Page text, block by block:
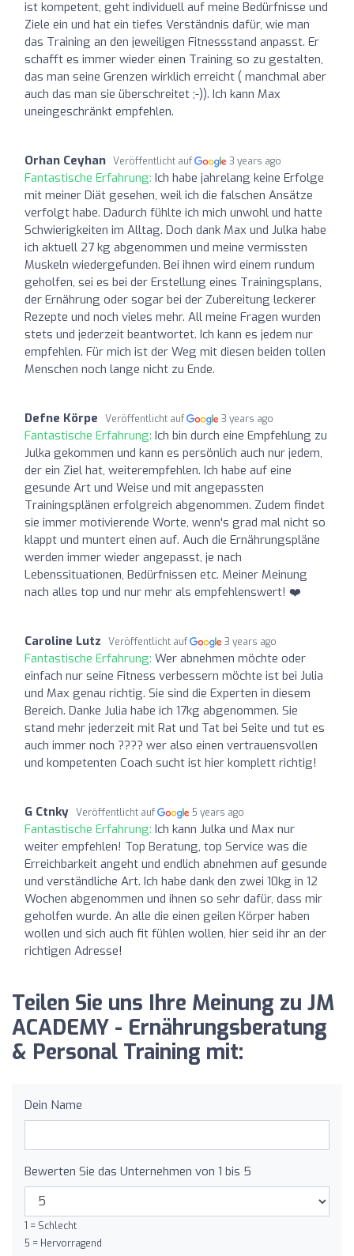
ist kompetent, geht individuell auf meine Bedürfnisse und
Ziele ein und hat ein tiefes Verständnis dafür, wie man
das Training an den jeweiligen Fitnessstand anpasst. Er
schafft es immer wieder einen Training so zu gestalten,
das man seine Grenzen wirklich erreicht ( manchmal aber
auch das man sie überschreitet ;-)). Ich kann Max
uneingeschränkt empfehlen.
Orhan Ceyhan Veröffentlicht auf 3 years ago
Fantastische Erfahrung: Ich habe jahrelang keine Erfolge
mit meiner Diät gesehen, weil ich die falschen Ansätze
verfolgt habe. Dadurch fühlte ich mich unwohl und hatte
Schwierigkeiten im Alltag. Doch dank Max und Julka habe
ich aktuell 27 kg abgenommen und meine vermissten
Muskeln wiedergefunden. Bei ihnen wird einem rundum
geholfen, sei es bei der Erstellung eines Trainingsplans,
der Ernährung oder sogar bei der Zubereitung leckerer
Rezepte und noch vieles mehr. All meine Fragen wurden
stets und jederzeit beantwortet. Ich kann es jedem nur
empfehlen. Für mich ist der Weg mit diesen beiden tollen
Menschen noch lange nicht zu Ende.
Defne Körpe Veröffentlicht auf 3 years ago
Fantastische Erfahrung: Ich bin durch eine Empfehlung zu
Julka gekommen und kann es persönlich auch nur jedem,
der ein Ziel hat, weiterempfehlen. Ich habe auf eine
gesunde Art und Weise und mit angepassten
Trainingsplänen erfolgreich abgenommen. Zudem findet
sie immer motivierende Worte, wenn's grad mal nicht so
klappt und muntert einen auf. Auch die Ernährungspläne
werden immer wieder angepasst, je nach
Lebenssituationen, Bedürfnissen etc. Meiner Meinung
nach alles top und nur mehr als empfehlenswert! ❤️
Caroline Lutz Veröffentlicht auf 3 years ago
Fantastische Erfahrung: Wer abnehmen möchte oder
einfach nur seine Fitness verbessern möchte ist bei Julia
und Max genau richtig. Sie sind die Experten in diesem
Bereich. Danke Julia habe ich 17kg abgenommen. Sie
stand mehr jederzeit mit Rat und Tat bei Seite und tut es
auch immer noch ???? wer also einen vertrauensvollen
und kompetenten Coach sucht ist hier komplett richtig!
G Ctnky Veröffentlicht auf 5 years ago
Fantastische Erfahrung: Ich kann Julka und Max nur
weiter empfehlen! Top Beratung, top Service was die
Erreichbarkeit angeht und endlich abnehmen auf gesunde
und verständliche Art. Ich habe dank den zwei 10kg in 12
Wochen abgenommen und ihnen so sehr dafür, dass mir
geholfen wurde. An alle die einen geilen Körper haben
wollen und sich auch fit fühlen wollen, hier seid ihr an der
richtigen Adresse!
Teilen Sie uns Ihre Meinung zu JM
ACADEMY - Ernährungsberatung
& Personal Training mit:
Dein Name
Bewerten Sie das Unternehmen von 1 bis 5
1 = Schlecht
5 = Hervorragend